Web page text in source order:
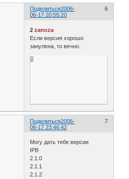
Поделиться 6
2006-
06-17 20:55:20
2zanoza
Если версия хорошо
занулена, то вечно.
0
Поделиться 7
2006-
06-17 23:46:42
Могу дать тебе версии
IPB
2.1.0
2.1.1
2.1.2